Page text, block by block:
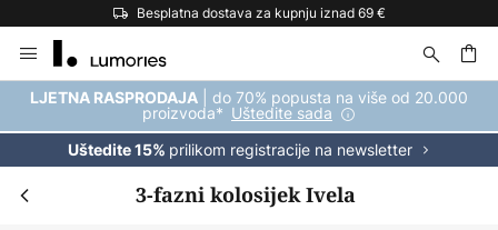
Besplatna dostava za kupnju iznad 69 €
to
Content
LJETNA RASPRODAJA | do 70% popusta na više od 20.000
proizvoda* Uštedite sada
Uštedite 15% prilikom registracije na newsletter
3-fazni kolosijek Ivela